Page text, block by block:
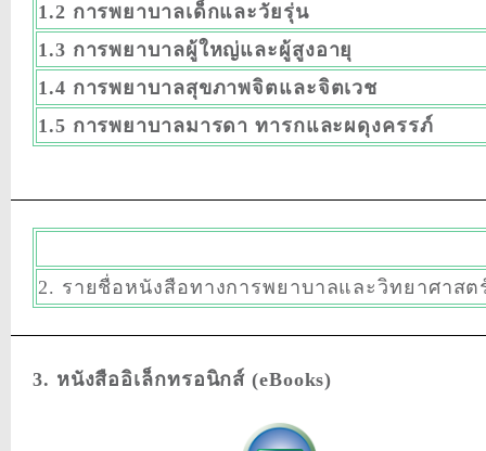
1.2 การพยาบาลเด็กและวัยรุ่น
1.3 การพยาบาลผู้ใหญ่และผู้สูงอายุ
1.4 การพยาบาลสุขภาพจิตและจิตเวช
1.5 การพยาบาลมารดา ทารกและผดุงครรภ์
2. รายชื่อหนังสือทางการพยาบาลและวิทยาศาส
3. หนังสืออิเล็กทรอนิกส์ (eBooks)